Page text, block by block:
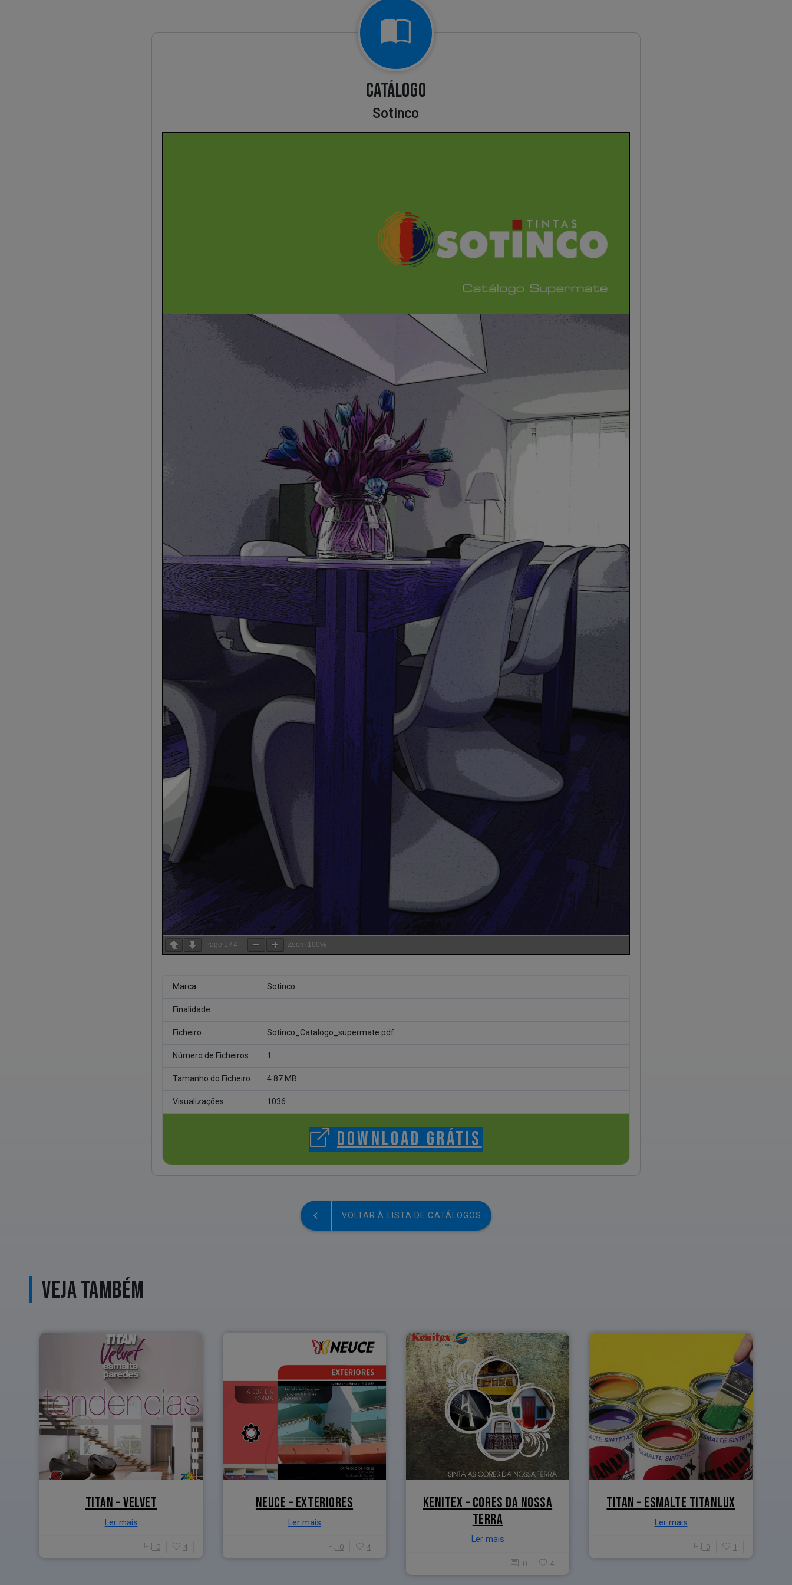
CATÁLOGO
Sotinco
Page 1 /4 Zoom 100%
Marca Sotinco
Finalidade
Ficheiro Sotinco_Catalogo_supermate.pdf
Número de Ficheiros 1
Tamanho do Ficheiro 4.87 MB
Visualizações 1036
DOWNLOAD GRÁTIS
VOLTAR À LISTA DE CATÁLOGOS
VEJA TAMBÉM
TITAN – VELVET
Ler mais
0 4
NEUCE – EXTERIORES
Ler mais
0 4
KENITEX – CORES DA NOSSA
TERRA
Ler mais
0 4
TITAN – ESMALTE TITANLUX
Ler mais
0 1